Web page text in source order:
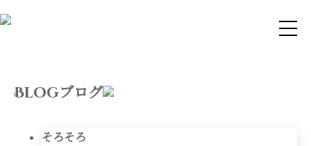
Blogブログ
そろそろ